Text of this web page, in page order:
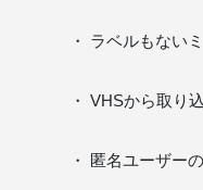
・ ラベルもない
・ VHSから取り
・ 匿名ユーザー